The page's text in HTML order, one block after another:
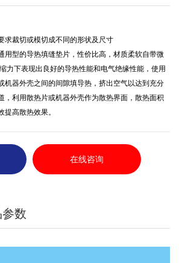
求裁切或模切成不同的形状及尺寸
用型的导热填缝垫片，性价比高，材质柔软自带微
力下表现出良好的导热性能和电气绝缘性能，使用
机器外壳之间的间隙填导热，挤出空气以达到充分
，利用散热片或机器外壳作为散热界面，散热面积
高散热效果。
在线咨询
数